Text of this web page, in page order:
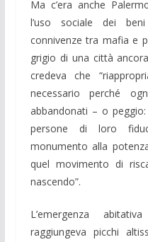
Ma c’era anche
l’uso sociale dei
connivenze tra mafia e
grigio di una città
credeva che
necessario perché
abbandonati – o
persone di loro
monumento alla
quel movimento di
nascendo”.
L’emergenza
raggiungeva picchi